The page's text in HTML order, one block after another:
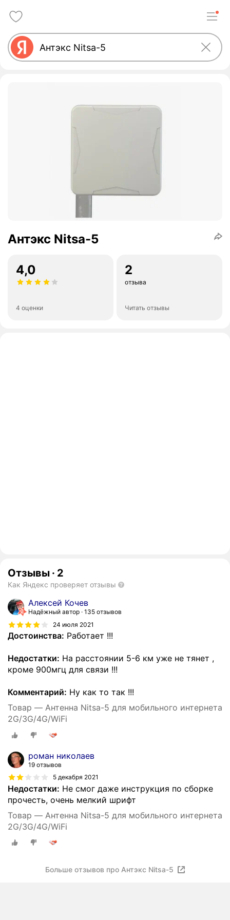
Антэкс Nitsa-5
4,0
4 оценки
2
отзыва
Читать отзывы
Отзывы · 2
Как Яндекс проверяет отзывы
Алексей Кочев
Надёжный автор 135 отзывов
24 июля 2021
Достоинства: Работает !!!
Недостатки: На расстоянии 5-6 км уже не тянет ,
кроме 900мгц для связи !!!
Комментарий: Ну как то так !!!
Товар — Антенна Nitsa-5 для мобильного интернета
2G/3G/4G/WiFi
роман николаев
19 отзывов
5 декабря 2021
Недостатки: Не смог даже инструкция по сборке
прочесть, очень мелкий шрифт
Товар — Антенна Nitsa-5 для мобильного интернета
2G/3G/4G/WiFi
Больше отзывов про Антэкс Nitsa-5